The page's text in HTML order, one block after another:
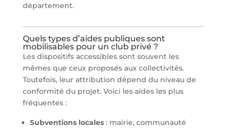
département.
Quels types d’aides publiques sont
mobilisables pour un club privé ?
Les dispositifs accessibles sont souvent les
mêmes que ceux proposés aux collectivités.
Toutefois, leur attribution dépend du niveau de
conformité du projet. Voici les aides les plus
fréquentes :
Subventions locales: mairie, communauté